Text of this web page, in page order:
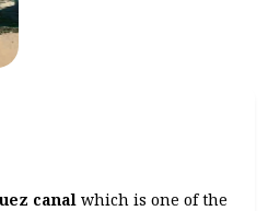
canal which is one of the